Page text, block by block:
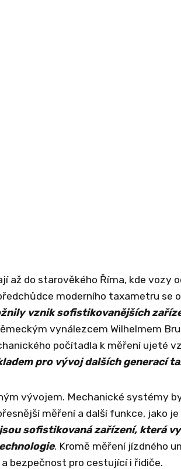
až do starověkého Říma, kde vozy
moderního taxametru se
vznik sofistikovanějších
vynálezcem Wilhelmem
počítadla k měření ujeté
pro vývoj dalších generací
vývojem. Mechanické systémy
měření a další funkce, jako
sofistikovaná zařízení, která
. Kromě měření jízdného
bezpečnost pro cestující i řidiče.